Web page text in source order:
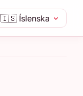
🇮🇸 Íslenska